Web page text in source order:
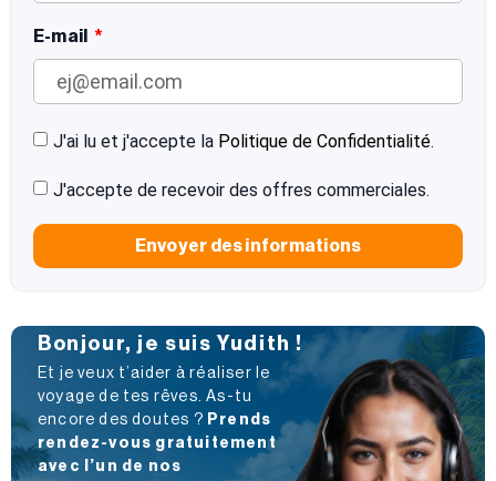
E-mail
J'ai lu et j'accepte la Politique de Confidentialité.
J'accepte de recevoir des offres commerciales.
Envoyer des informations
Bonjour, je suis Yudith !
Et je veux t’aider à réaliser le
voyage de tes rêves. As-tu
encore des doutes ? Prends
rendez-vous gratuitement
avec l’un de nos